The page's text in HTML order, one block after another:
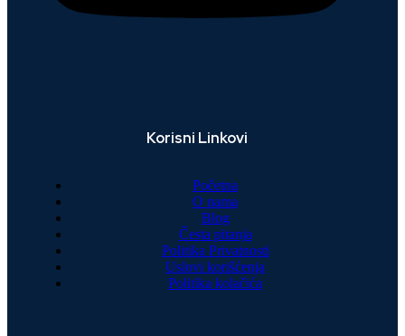
Korisni Linkovi
Početna
O nama
Blog
Česta pitanja
Politika Privatnosti
Uslovi korišćenja
Politika kolačića